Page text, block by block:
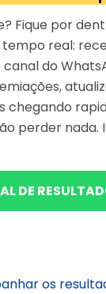
Fique por
real:
do
chegando
perder nada.
DE
os